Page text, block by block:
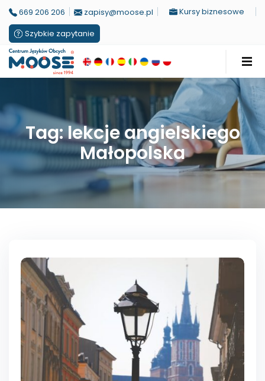
669 206 206 zapisy@moose.pl
Kursy biznesowe
Szybkie zapytanie
Tag: lekcje angielskiego
Małopolska